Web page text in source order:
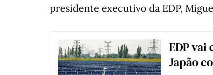
presidente executivo da EDP,
EDP
Japão